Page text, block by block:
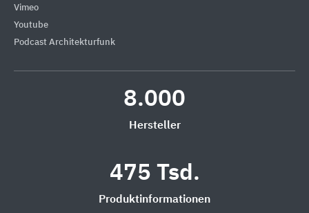
Vimeo
Youtube
Podcast Architekturfunk
8.000
Hersteller
475 Tsd.
Produktinformationen